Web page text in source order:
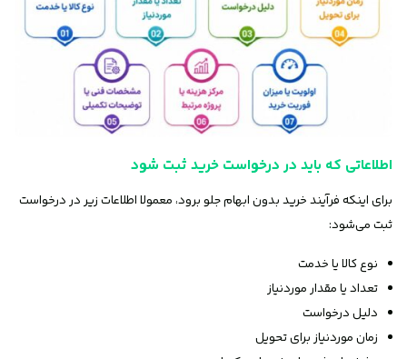
اطلاعاتی که باید در درخواست خرید ثبت شود
برای اینکه فرآیند خرید بدون ابهام جلو برود، معمولا اطلاعات زیر در درخواست
ثبت می‌شود:
نوع کالا یا خدمت
تعداد یا مقدار موردنیاز
دلیل درخواست
زمان موردنیاز برای تحویل